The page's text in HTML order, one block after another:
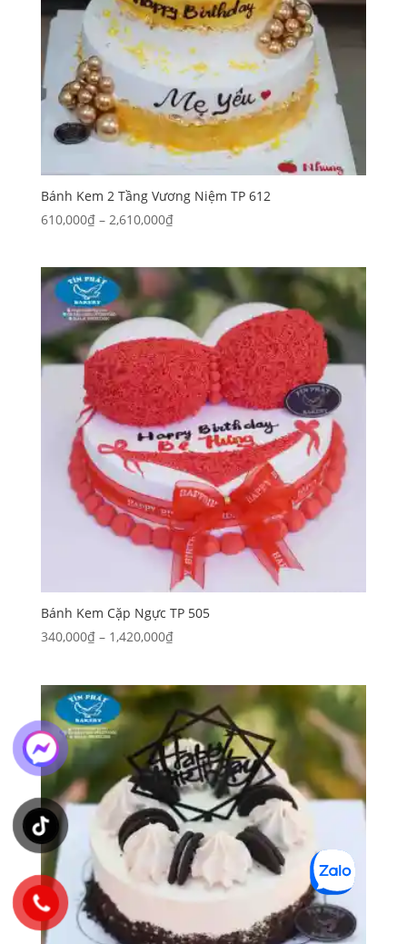
Bánh Kem 2 Tầng Vương Niệm TP 612
610,000₫ – 2,610,000₫Khoảng
610,000₫
2,610,000₫
Bánh Kem Cặp Ngực TP 505
340,000₫ – 1,420,000₫Khoảng
đến
1,420,000₫